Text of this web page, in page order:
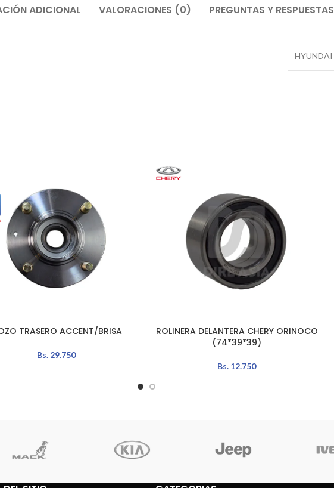
ADICIONAL VALORACIONES (0) PREGUNTAS Y RESPUESTAS
HYUNDAI
TRASERO ACCENT/BRISA
Bs. 29.750
AÑADIR AL CARRITO
ROLINERA DELANTERA CHERY ORINOCO
(74*39*39)
Bs. 12.750